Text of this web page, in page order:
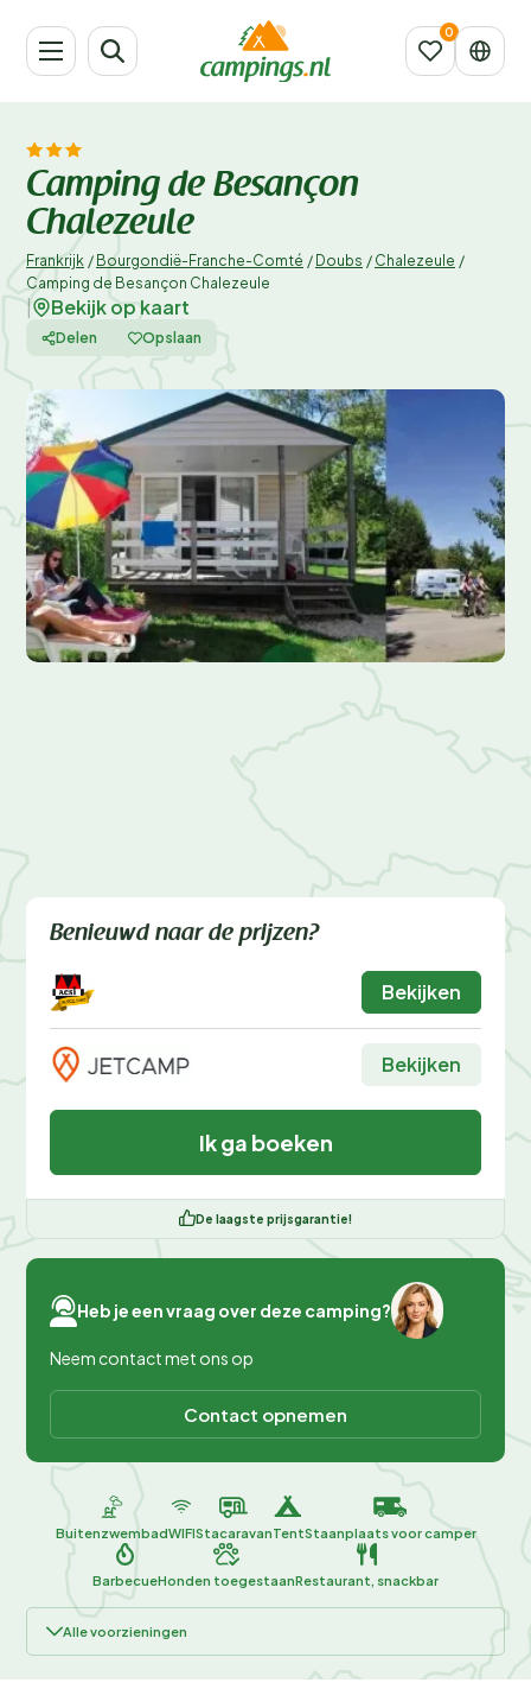
Camping de Besançon
Chalezeule
Frankrijk / Bourgondië-Franche-Comté / Doubs / Chalezeule /
Camping de Besançon Chalezeule
Bekijk op kaart
Delen Opslaan
Benieuwd naar de prijzen?
Bekijken
Bekijken
Ik ga boeken
De laagste prijsgarantie!
Heb je een vraag over deze camping?
Neem contact met ons op
Contact opnemen
BuitenzwembadWIFIStacaravanTentStaanplaats voor camper
BarbecueHonden toegestaanRestaurant, snackbar
Alle voorzieningen